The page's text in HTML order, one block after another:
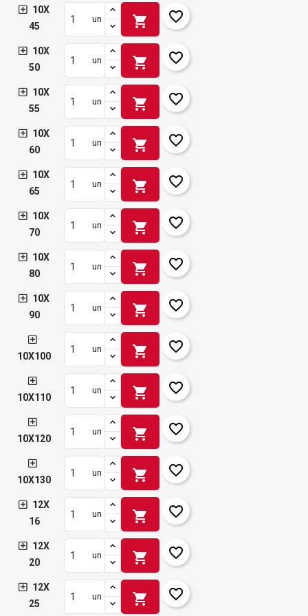
10X
45
un shopping_cart favorite_border
10X
50
un shopping_cart favorite_border
10X
55
un shopping_cart favorite_border
10X
60
un shopping_cart favorite_border
10X
65
un shopping_cart favorite_border
10X
70
un shopping_cart favorite_border
10X
80
un shopping_cart favorite_border
10X
90
un shopping_cart favorite_border
10X100
un shopping_cart favorite_border
10X110
un shopping_cart favorite_border
10X120
un shopping_cart favorite_border
10X130
un shopping_cart favorite_border
12X
16
un shopping_cart favorite_border
12X
20
un shopping_cart favorite_border
12X
25
un shopping_cart favorite_border